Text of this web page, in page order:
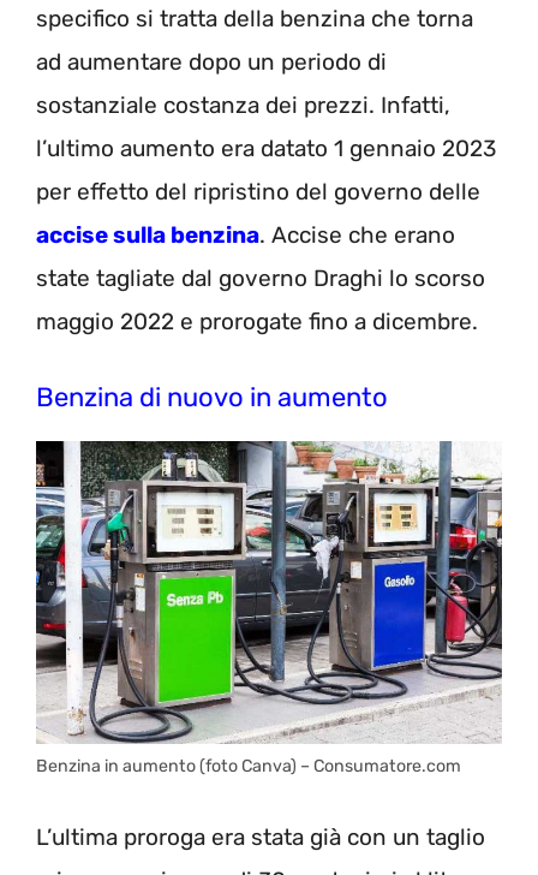
specifico si tratta della benzina che torna
ad aumentare dopo un periodo di
sostanziale costanza dei prezzi. Infatti,
l’ultimo aumento era datato 1 gennaio 2023
per effetto del ripristino del governo delle
accise sulla benzina. Accise che erano
state tagliate dal governo Draghi lo scorso
maggio 2022 e prorogate fino a dicembre.
Benzina di nuovo in aumento
Benzina in aumento (foto Canva) – Consumatore.com
L’ultima proroga era stata già con un taglio